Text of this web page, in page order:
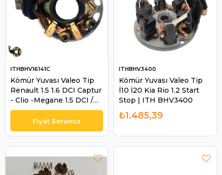
Kömür Yuvası Valeo Tip
Renault 1.5 1.6 DCI Captur
- Clio -Megane 1.5 DCI /
Dacia Duster - Logan -
Dokker 1.5 DCI | ITH
BHV16141C
ITHBHV16141C
Kömür Yuvası Valeo Tip
İ10 İ20 Kia Rio 1.2 Start
Stop | ITH BHV3400
ITHBHV3400
₺1.485,39